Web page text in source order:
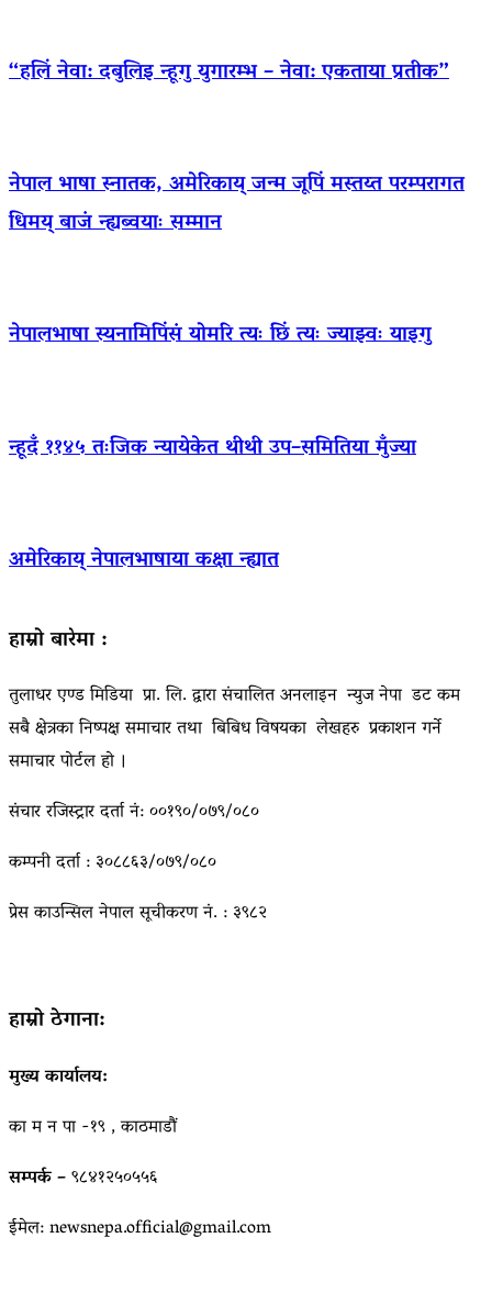
“हलिं नेवा: दबुलिइ न्हूगु युगारम्भ – नेवा: एकताया प्रतीक”
नेपाल भाषा स्नातक, अमेरिकाय् जन्म जूपिं मस्तय्त परम्परागत
धिमय् बाजं न्ह्यब्वयाः सम्मान
नेपालभाषा स्यनामिपिंसं योमरि त्यः छिं त्यः ज्याझ्वः याइगु
न्हूदँ ११४५ तःजिक न्यायेकेत थीथी उप–समितिया मुँज्या
अमेरिकाय् नेपालभाषाया कक्षा न्ह्यात
हाम्रो बारेमा :
तुलाधर एण्ड मिडिया प्रा. लि. द्वारा संचालित अनलाइन न्युज नेपा डट कम
सबै क्षेत्रका निष्पक्ष समाचार तथा बिबिध विषयका लेखहरु प्रकाशन गर्ने
समाचार पोर्टल हो ।
संचार रजिस्ट्रार दर्ता नं: ००१९०/०७९/०८०
कम्पनी दर्ता : ३०८८६३/०७९/०८०
प्रेस काउन्सिल नेपाल सूचीकरण नं. : ३९८२
हाम्रो ठेगाना:
मुख्य कार्यालय:
का म न पा -१९ , काठमाडौं
सम्पर्क –९८४१२५०५५६
ईमेल: newsnepa.official@gmail.com